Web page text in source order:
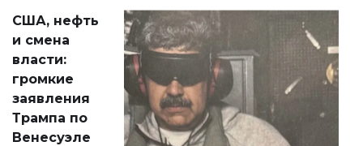
актуальных тем —
от слухов о
политических
реформах до
вопросов армии,
экономики и
личного здоровья.
США, нефть
и смена
власти:
громкие
заявления
Трампа по
Венесуэле